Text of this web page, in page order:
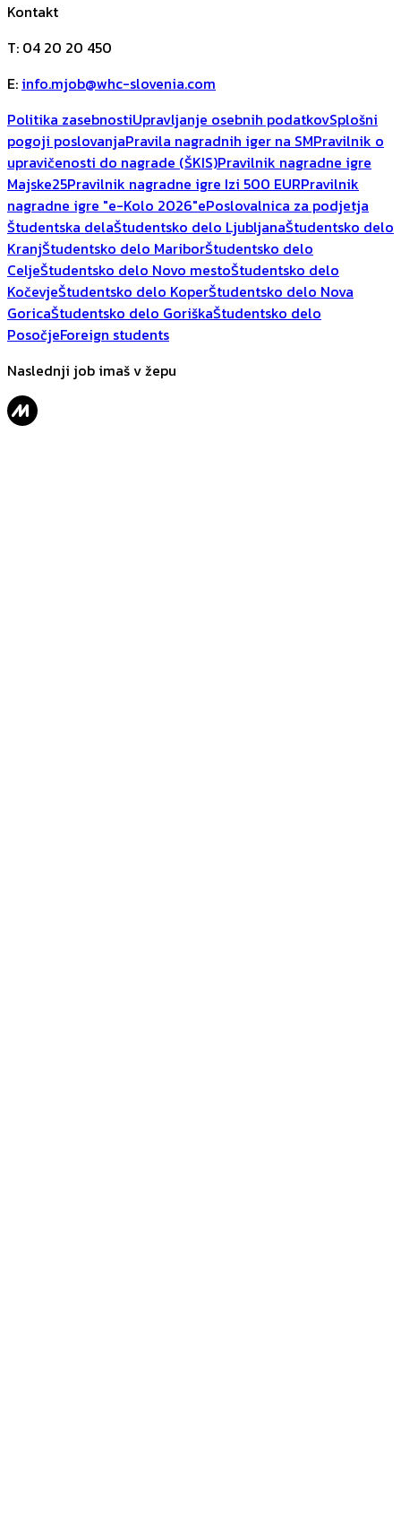
Kontakt
T: 04 20 20 450
E: info.mjob@whc-slovenia.com
Politika zasebnostiUpravljanje osebnih podatkovSplošni
pogoji poslovanjaPravila nagradnih iger na SMPravilnik o
upravičenosti do nagrade (ŠKIS)Pravilnik nagradne igre
Majske25Pravilnik nagradne igre Izi 500 EURPravilnik
nagradne igre "e-Kolo 2026"ePoslovalnica za podjetja
Študentska delaŠtudentsko delo LjubljanaŠtudentsko delo
KranjŠtudentsko delo MariborŠtudentsko delo
CeljeŠtudentsko delo Novo mestoŠtudentsko delo
KočevjeŠtudentsko delo KoperŠtudentsko delo Nova
GoricaŠtudentsko delo GoriškaŠtudentsko delo
PosočjeForeign students
Naslednji job imaš v žepu